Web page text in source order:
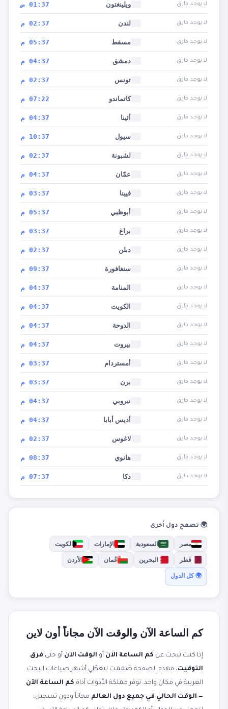
لا يوجد فارق ويلينغتون 01:37 ص
لا يوجد فارق لندن 02:37 م
لا يوجد فارق مسقط 05:37 م
لا يوجد فارق دمشق 04:37 م
لا يوجد فارق تونس 02:37 م
لا يوجد فارق كاتماندو 07:22 م
لا يوجد فارق أثينا 04:37 م
لا يوجد فارق سيول 10:37 م
لا يوجد فارق لشبونة 02:37 م
لا يوجد فارق عمّان 04:37 م
لا يوجد فارق فيينا 03:37 م
لا يوجد فارق أبوظبي 05:37 م
لا يوجد فارق براغ 03:37 م
لا يوجد فارق دبلن 02:37 م
لا يوجد فارق سنغافورة 09:37 م
لا يوجد فارق المنامة 04:37 م
لا يوجد فارق الكويت 04:37 م
لا يوجد فارق الدوحة 04:37 م
لا يوجد فارق بيروت 04:37 م
لا يوجد فارق أمستردام 03:37 م
لا يوجد فارق برن 03:37 م
لا يوجد فارق نيروبي 04:37 م
لا يوجد فارق أديس أبابا 04:37 م
لا يوجد فارق لاغوس 02:37 م
لا يوجد فارق هانوي 08:37 م
لا يوجد فارق دكا 07:37 م
🌍 تصفح دول أخرى
مصر السعودية الإمارات
الكويت
قطر
البحرين عُمان
الأردن
🌍 كل الدول
كم الساعة الآن والوقت الآن مجاناً أون لاين
إذا كنت تبحث عن كم الساعة الآن أو الوقت الآن أو حتى فرق
التوقيت، فهذه الصفحة صُممت لتغطّي أشهر صياغات البحث
العربية في مكان واحد. توفر مملكة الأدوات أداة كم الساعة الآن
— الوقت الحالي في جميع دول العالم مجاناً ودون تسجيل،